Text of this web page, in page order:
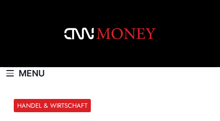
MENU
HANDEL & WIRTSCHAFT